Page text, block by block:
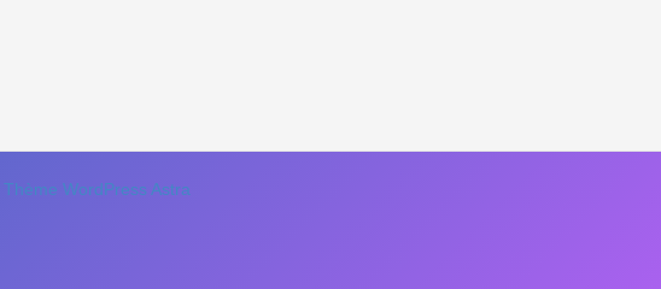
Thème WordPress Astra